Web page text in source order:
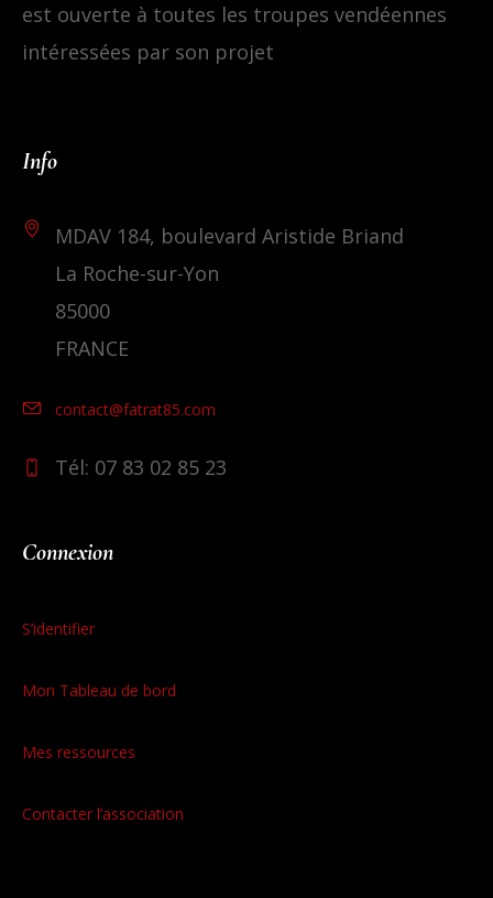
est ouverte à toutes les troupes vendéennes
intéressées par son projet
Info
MDAV 184, boulevard Aristide Briand
La Roche-sur-Yon
85000
FRANCE
contact@fatrat85.com
Tél: 07 83 02 85 23
Connexion
S’identifier
Mon Tableau de bord
Mes ressources
Contacter l’association